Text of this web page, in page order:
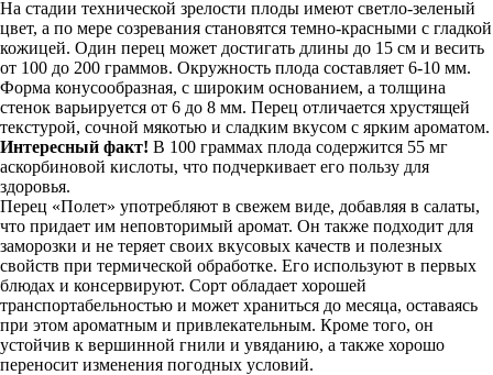
На стадии технической зрелости плоды имеют светло-зеленый
цвет, а по мере созревания становятся темно-красными с гладкой
кожицей. Один перец может достигать длины до 15 см и весить
от 100 до 200 граммов. Окружность плода составляет 6-10 мм.
Форма конусообразная, с широким основанием, а толщина
стенок варьируется от 6 до 8 мм. Перец отличается хрустящей
текстурой, сочной мякотью и сладким вкусом с ярким ароматом.
Интересный факт! В 100 граммах плода содержится 55 мг
аскорбиновой кислоты, что подчеркивает его пользу для
здоровья.
Перец «Полет» употребляют в свежем виде, добавляя в салаты,
что придает им неповторимый аромат. Он также подходит для
заморозки и не теряет своих вкусовых качеств и полезных
свойств при термической обработке. Его используют в первых
блюдах и консервируют. Сорт обладает хорошей
транспортабельностью и может храниться до месяца, оставаясь
при этом ароматным и привлекательным. Кроме того, он
устойчив к вершинной гнили и увяданию, а также хорошо
переносит изменения погодных условий.